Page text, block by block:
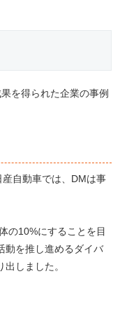
を得られた企業の事例
自動車では、DMは事
の10%にすることを目
動を推し進めるダイバ
しました。